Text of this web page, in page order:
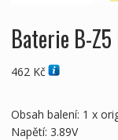
Baterie B-Z5
462 Kč
Obsah balení: 1 x
Napětí: 3.89V